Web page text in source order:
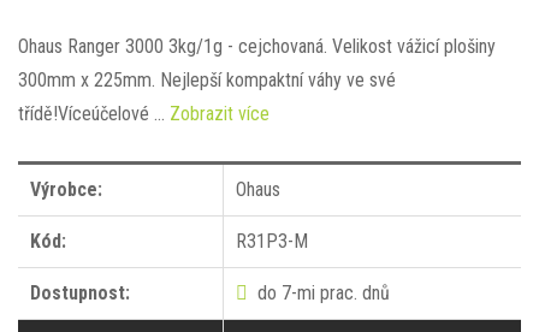
Ohaus Ranger 3000 3kg/1g - cejchovaná. Velikost vážicí plošiny
300mm x 225mm. Nejlepší kompaktní váhy ve své
třídě!Víceúčelové … Zobrazit více
Výrobce: Ohaus
Kód: R31P3-M
Dostupnost: do 7-mi prac. dnů